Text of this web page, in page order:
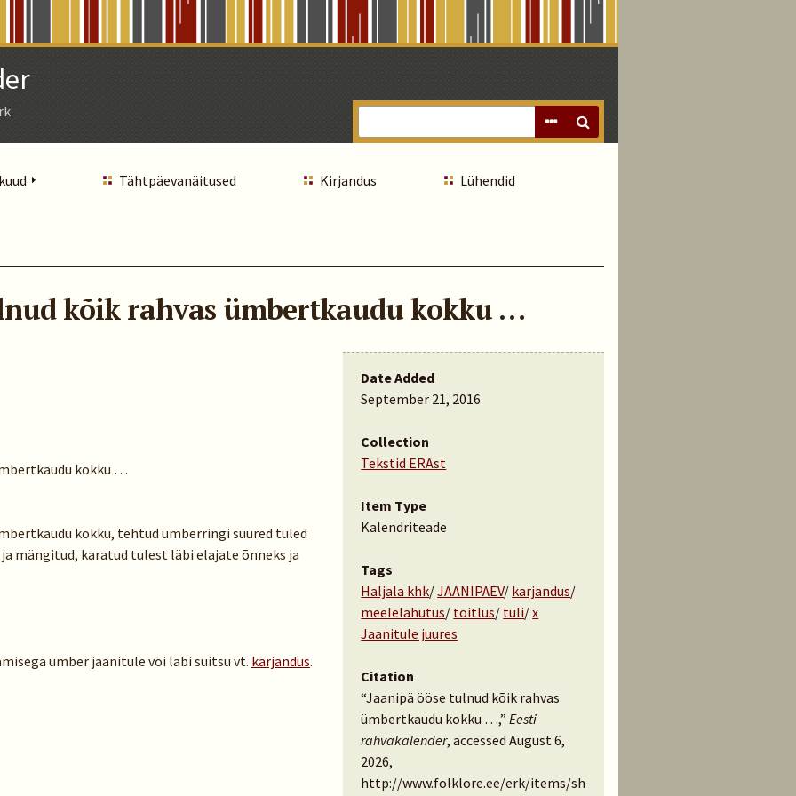
Tähtpäevanäitused Kirjandus Lühendid
kõik rahvas ümbertkaudu kokku …
kokku …
kokku, tehtud ümberringi suured tuled
mängitud, karatud tulest läbi elajate õnneks ja
ümber jaanitule või läbi suitsu vt. karjandus.
Date Added
September 21, 2016
Collection
Tekstid ERAst
Item Type
Kalendriteade
Tags
Haljala khk/JAANIPÄEV/ karjandus/
meelelahutus/ toitlus/ tuli/x
Jaanitule juures
Citation
“Jaanipä ööse tulnud kõik rahvas
ümbertkaudu kokku …,”Eesti
rahvakalender, accessed August 6,
2026,
http://www.folklore.ee/erk/items/sh